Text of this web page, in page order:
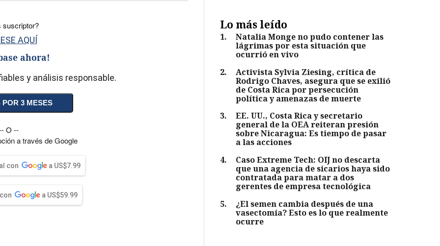
Lo más leído
1.
Natalia Monge no pudo contener las
lágrimas por esta situación que
ocurrió en vivo
2.
Activista Sylvia Ziesing, crítica de
Rodrigo Chaves, asegura que se exilió
de Costa Rica por persecución
política y amenazas de muerte
3.
EE. UU., Costa Rica y secretario
general de la OEA reiteran presión
sobre Nicaragua: Es tiempo de pasar
a las acciones
4.
Caso Extreme Tech: OIJ no descarta
que una agencia de sicarios haya sido
contratada para matar a dos
gerentes de empresa tecnológica
5.
¿El semen cambia después de una
vasectomía? Esto es lo que realmente
ocurre